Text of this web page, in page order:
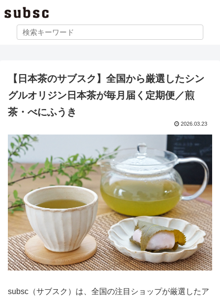
【日本茶のサブスク】全国から厳選したシン
グルオリジン日本茶が毎月届く定期便／煎
茶・べにふうき
2026.03.23
subsc（サブスク）は、全国の注目ショップが厳選したア